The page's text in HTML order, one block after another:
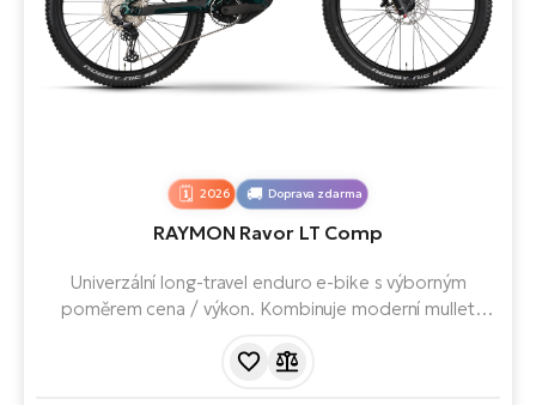
Doprava zdarma
2026
RAYMON Ravor LT Comp
Univerzální long-travel enduro e-bike s výborným
poměrem cena / výkon. Kombinuje moderní mullet
silný Yamaha PW-X4 motor – ideální parťák na trailové